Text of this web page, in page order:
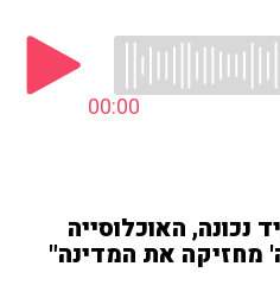
00:00
האוכלוסייה
מחזיקה את המדינה"